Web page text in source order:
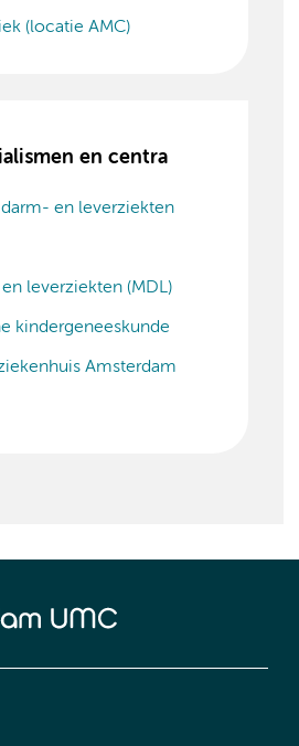
(locatie AMC)
en centra
en leverziekten
leverziekten (MDL)
kindergeneeskunde
Amsterdam